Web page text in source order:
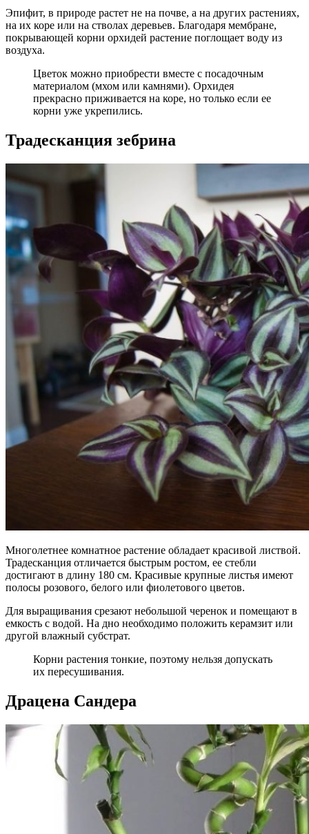
Эпифит, в природе растет не на почве, а на других растениях,
на их коре или на стволах деревьев. Благодаря мембране,
покрывающей корни орхидей растение поглощает воду из
воздуха.
Цветок можно приобрести вместе с посадочным
материалом (мхом или камнями). Орхидея
прекрасно приживается на коре, но только если ее
корни уже укрепились.
Традесканция зебрина
Многолетнее комнатное растение обладает красивой листвой.
Традесканция отличается быстрым ростом, ее стебли
достигают в длину 180 см. Красивые крупные листья имеют
полосы розового, белого или фиолетового цветов.
Для выращивания срезают небольшой черенок и помещают в
емкость с водой. На дно необходимо положить керамзит или
другой влажный субстрат.
Корни растения тонкие, поэтому нельзя допускать
их пересушивания.
Драцена Сандера